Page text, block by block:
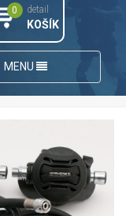
0 detail
KOŠÍK
MENU